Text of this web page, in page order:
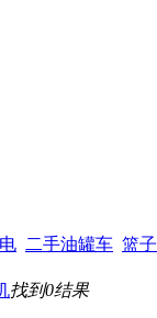
电 二手油罐车 篮子
找到0结果